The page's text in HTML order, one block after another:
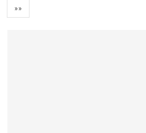
»»